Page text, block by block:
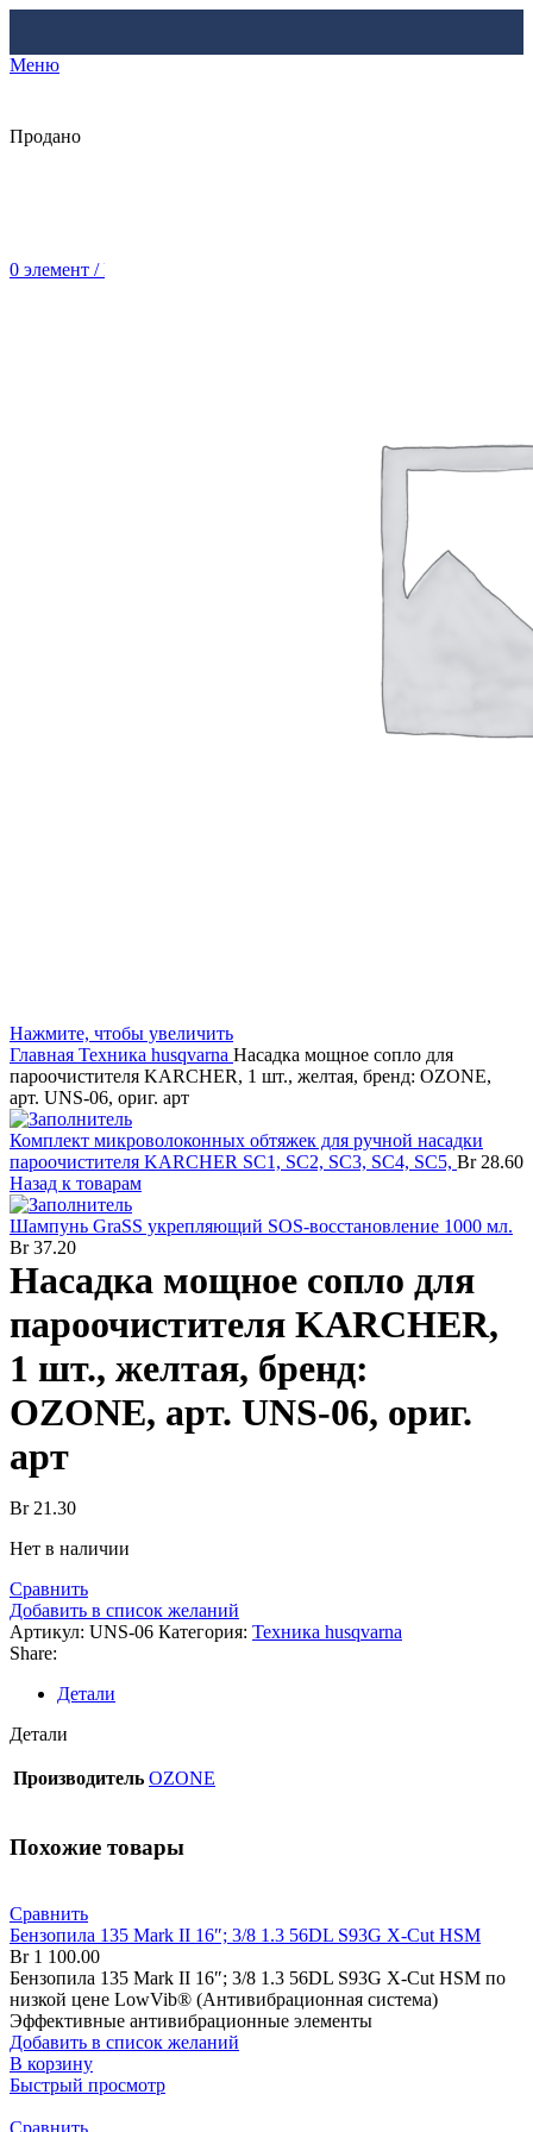
Меню
0 элемент / Br
Продано
Нажмите, чтобы увеличить
Главная Техника husqvarna Насадка мощное сопло для
пароочистителя KARCHER, 1 шт., желтая, бренд: OZONE,
арт. UNS-06, ориг. арт
Комплект микроволоконных обтяжек для ручной насадки
пароочистителя KARCHER SC1, SC2, SC3, SC4, SC5, Br28.60
Назад к товарам
Шампунь GraSS укрепляющий SOS-восстановление 1000 мл.
Br37.20
Насадка мощное сопло для
пароочистителя KARCHER,
1 шт., желтая, бренд:
OZONE, арт. UNS-06, ориг.
арт
Br21.30
Нет в наличии
Сравнить
Добавить в список желаний
Артикул: UNS-06 Категория: Техника husqvarna
Share:
Детали
Детали
Производитель OZONE
Похожие товары
Сравнить
Бензопила 135 Mark II 16″; 3/8 1.3 56DL S93G X-Cut HSM
Br1 100.00
Бензопила 135 Mark II 16″; 3/8 1.3 56DL S93G X-Cut HSM по
низкой цене LowVib® (Антивибрационная система)
Эффективные антивибрационные элементы
Добавить в список желаний
В корзину
Быстрый просмотр